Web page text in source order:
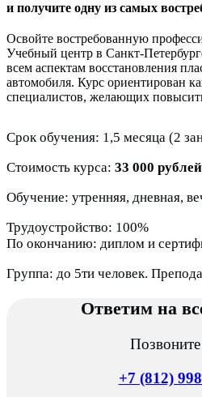
и получите одну из самых
Освойте востребованную
Учебный центр в Санкт-
всем аспектам восстановления
автомобиля. Курс ориентирован
специалистов, желающих
Срок обучения: 1,5 месяца (2
Стоимость курса: 33 000 рублей
Обучение: утренняя, дневная,
Трудоустройство: 100%
По окончанию: диплом и
Группа: до 5ти человек.
Ответим на
+7 (812)